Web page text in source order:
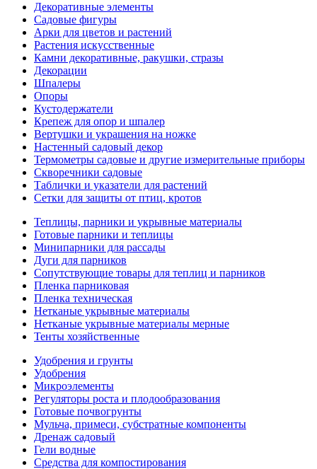
Декоративные элементы
Садовые фигуры
Арки для цветов и растений
Растения искусственные
Камни декоративные, ракушки, стразы
Декорации
Шпалеры
Опоры
Кустодержатели
Крепеж для опор и шпалер
Вертушки и украшения на ножке
Настенный садовый декор
Термометры садовые и другие измерительные приборы
Скворечники садовые
Таблички и указатели для растений
Сетки для защиты от птиц, кротов
Теплицы, парники и укрывные материалы
Готовые парники и теплицы
Минипарники для рассады
Дуги для парников
Сопутствующие товары для теплиц и парников
Пленка парниковая
Пленка техническая
Нетканые укрывные материалы
Нетканые укрывные материалы мерные
Тенты хозяйственные
Удобрения и грунты
Удобрения
Микроэлементы
Регуляторы роста и плодообразования
Готовые почвогрунты
Мульча, примеси, субстратные компоненты
Дренаж садовый
Гели водные
Средства для компостирования